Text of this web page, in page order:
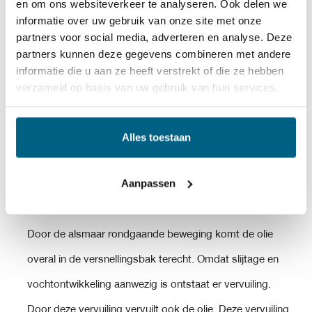
en om ons websiteverkeer te analyseren. Ook delen we
informatie over uw gebruik van onze site met onze
partners voor social media, adverteren en analyse. Deze
partners kunnen deze gegevens combineren met andere
informatie die u aan ze heeft verstrekt of die ze hebben
verzameld op basis van uw gebruik van hun services.
Alles toestaan
Aanpassen
optie
gekozen
productpagina
versnellingsbak gebruikt wordt. In de versnellingsbak
zitten diverse lagers, tandwielen en andere onderdelen
die net als in de motor gesmeerd dienen te worden. Net
Door de alsmaar rondgaande beweging komt de olie
overal in de versnellingsbak terecht. Omdat slijtage en
vochtontwikkeling aanwezig is ontstaat er vervuiling.
Door deze vervuiling vervuilt ook de olie. Deze vervuiling